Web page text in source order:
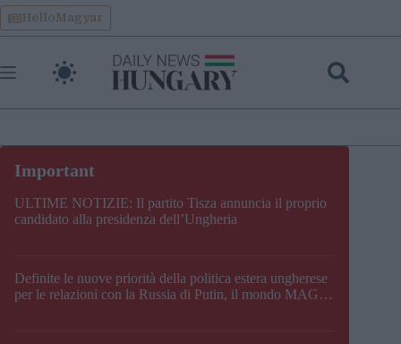
Skip
to
content
HelloMagyar
ULTIME NOTIZIE: Il partito Tisza annuncia il proprio
candidato alla presidenza dell’Ungheria
Definite le nuove priorità della politica estera ungherese
per le relazioni con la Russia di Putin, il mondo MAGA,